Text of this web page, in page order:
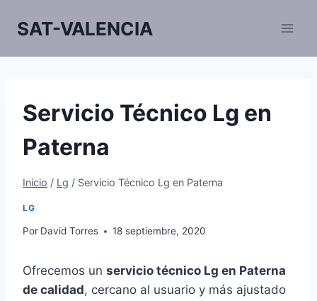
SAT-VALENCIA
Servicio Técnico Lg en
Paterna
Inicio / Lg / Servicio Técnico Lg en Paterna
LG
Por David Torres 18 septiembre, 2020
Ofrecemos un servicio técnico Lg en Paterna
de calidad, cercano al usuario y más ajustado